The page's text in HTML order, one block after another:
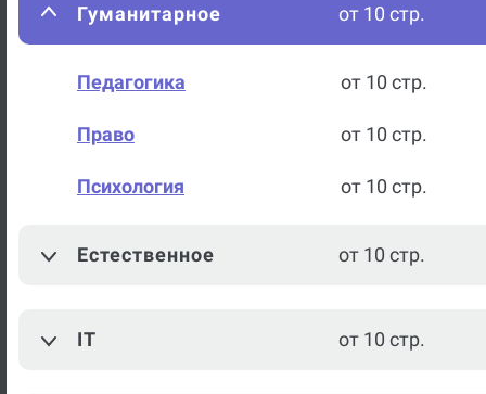
Гуманитарное от 10 стр.
Педагогика от 10 стр.
Право от 10 стр.
Психология от 10 стр.
Естественное от 10 стр.
IT от 10 стр.